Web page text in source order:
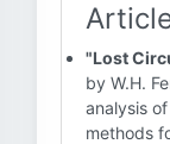
"Lost
by W.H.
analysis
methods